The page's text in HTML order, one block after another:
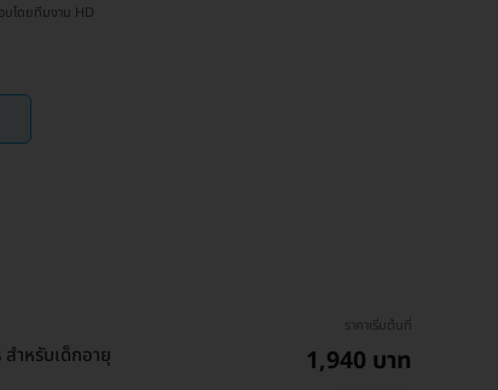
บโดยทีมงาน HD
สำหรับเด็กอายุ
ราคาเริ่มต้นที่
1,940 บาท